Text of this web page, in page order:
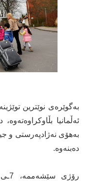
بەگوێرەی نوێترین
ئەڵمانیا
بەهۆی نەژادپەرستی و
دەبنەوە.